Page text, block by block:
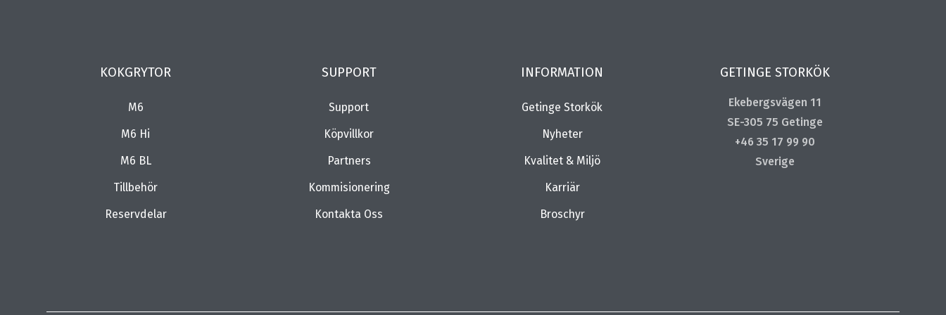
KOKGRYTOR
M6
M6 Hi
M6 BL
Tillbehör
Reservdelar
SUPPORT
Support
Köpvillkor
Partners
Kommisionering
Kontakta Oss
INFORMATION
Getinge Storkök
Nyheter
Kvalitet & Miljö
Karriär
Broschyr
GETINGE STORKÖK
Ekebergsvägen 11
SE-305 75 Getinge
+46 35 17 99 90
Sverige